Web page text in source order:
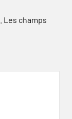
Les champs